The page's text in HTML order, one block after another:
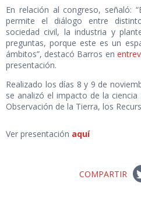
En relación al congreso, señaló:
permite el diálogo entre
sociedad civil, la industria y
preguntas, porque este es un
ámbitos”, destacó Barros en
presentación.
Realizado los días 8 y 9 de
se analizó el impacto de la
Observación de la Tierra, los
Ver presentación aquí
COMPARTIR